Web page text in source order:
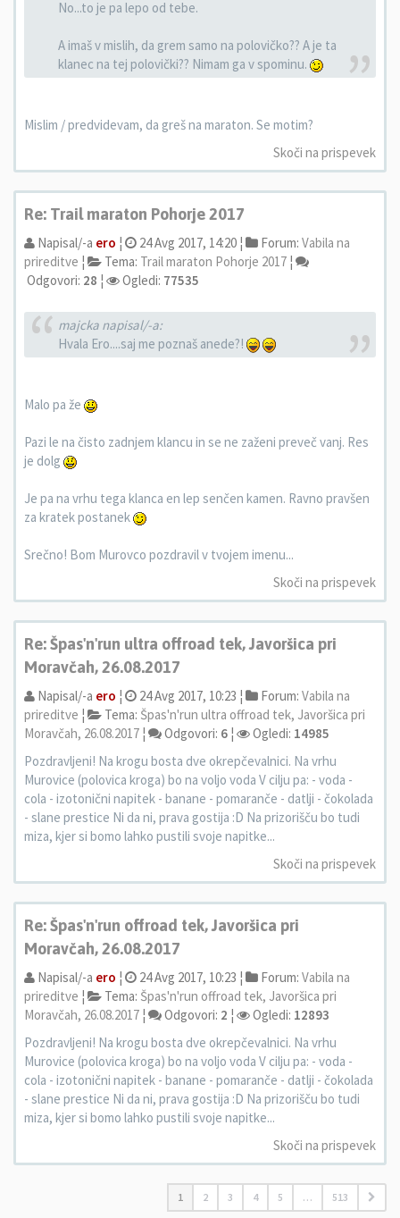
No...to je pa lepo od tebe.
A imaš v mislih, da grem samo na polovičko?? A je ta
klanec na tej polovički?? Nimam ga v spominu.
Mislim / predvidevam, da greš na maraton. Se motim?
Skoči na prispevek
Re: Trail maraton Pohorje 2017
Napisal/-a ero ¦ 24 Avg 2017, 14:20 ¦ Forum: Vabila na
prireditve ¦ Tema: Trail maraton Pohorje 2017 ¦
Odgovori: 28 ¦ Ogledi: 77535
majcka napisal/-a:
Hvala Ero....saj me poznaš anede?!
Malo pa že
Pazi le na čisto zadnjem klancu in se ne zaženi preveč vanj. Res
je dolg
Je pa na vrhu tega klanca en lep senčen kamen. Ravno pravšen
za kratek postanek
Srečno! Bom Murovco pozdravil v tvojem imenu...
Skoči na prispevek
Re: Špas'n'run ultra offroad tek, Javoršica pri
Moravčah, 26.08.2017
Napisal/-a ero ¦ 24 Avg 2017, 10:23 ¦ Forum: Vabila na
prireditve ¦ Tema: Špas'n'run ultra offroad tek, Javoršica pri
Moravčah, 26.08.2017 ¦ Odgovori: 6 ¦ Ogledi: 14985
Pozdravljeni! Na krogu bosta dve okrepčevalnici. Na vrhu
Murovice (polovica kroga) bo na voljo voda V cilju pa: - voda -
cola - izotonični napitek - banane - pomaranče - datlji - čokolada
- slane prestice Ni da ni, prava gostija :D Na prizorišču bo tudi
miza, kjer si bomo lahko pustili svoje napitke...
Skoči na prispevek
Re: Špas'n'run offroad tek, Javoršica pri
Moravčah, 26.08.2017
Napisal/-a ero ¦ 24 Avg 2017, 10:23 ¦ Forum: Vabila na
prireditve ¦ Tema: Špas'n'run offroad tek, Javoršica pri
Moravčah, 26.08.2017 ¦ Odgovori: 2 ¦ Ogledi: 12893
Pozdravljeni! Na krogu bosta dve okrepčevalnici. Na vrhu
Murovice (polovica kroga) bo na voljo voda V cilju pa: - voda -
cola - izotonični napitek - banane - pomaranče - datlji - čokolada
- slane prestice Ni da ni, prava gostija :D Na prizorišču bo tudi
miza, kjer si bomo lahko pustili svoje napitke...
Skoči na prispevek
1 2 3 4 5 … 513